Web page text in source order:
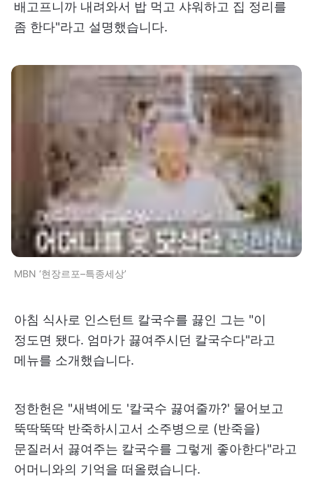
배고프니까 내려와서 밥 먹고 샤워하고 집 정리를
좀 한다"라고 설명했습니다.
MBN ‘현장르포–특종세상’
아침 식사로 인스턴트 칼국수를 끓인 그는 "이
정도면 됐다. 엄마가 끓여주시던 칼국수다"라고
메뉴를 소개했습니다.
정한헌은 "새벽에도 '칼국수 끓여줄까?' 물어보고
뚝딱뚝딱 반죽하시고서 소주병으로 (반죽을)
문질러서 끓여주는 칼국수를 그렇게 좋아한다"라고
어머니와의 기억을 떠올렸습니다.